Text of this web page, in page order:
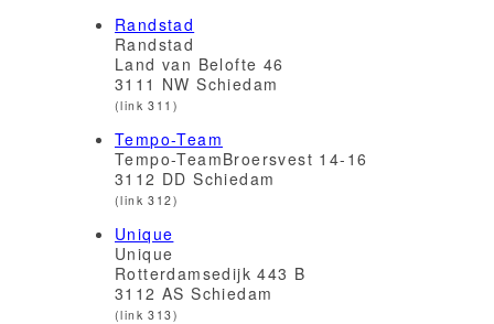
Randstad
Randstad
Land van Belofte 46
3111 NW Schiedam
(link 311)
Tempo-Team
Tempo-TeamBroersvest 14-16
3112 DD Schiedam
(link 312)
Unique
Unique
Rotterdamsedijk 443 B
3112 AS Schiedam
(link 313)